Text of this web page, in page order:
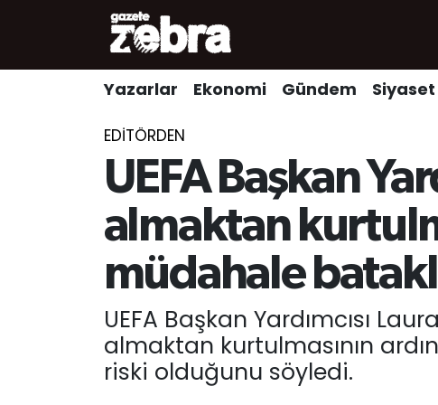
Yazarlar Ekonomi Gündem Siyaset
EDITÖRDEN
UEFA Başkan
almaktan
müdahale
UEFA Başkan Yardımcısı
almaktan kurtulmasının
riski olduğunu söyledi.
Yazarlar
Kültür-Sanat
Nöbetçi Eczaneler
Trafik Durumu
Süper Lig Puan Durumu ve Fikstür
Tüm Manşetler
Haber Arşivi